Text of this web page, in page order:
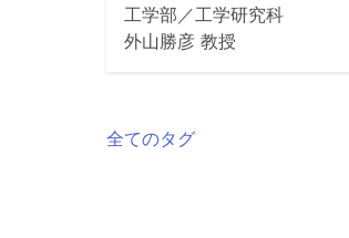
工学部／工学研究科
外山勝彦 教授
全てのタグ